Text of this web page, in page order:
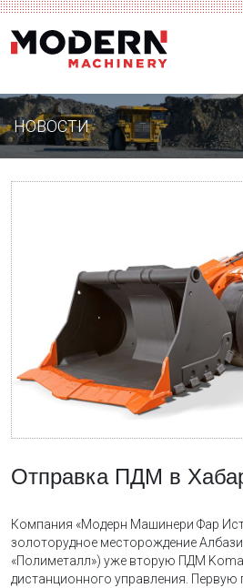
НОВОСТИ
Отправка ПДМ в
Компания «Модерн Машинери Фар
золоторудное месторождение
«Полиметалл») уже вторую ПДМ
дистанционного управления. Первую